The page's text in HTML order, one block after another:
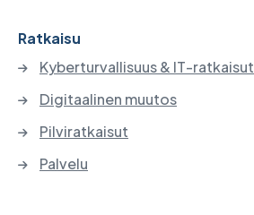
Ratkaisu
Kyberturvallisuus & IT-ratkaisut
Digitaalinen muutos
Pilviratkaisut
Palvelu